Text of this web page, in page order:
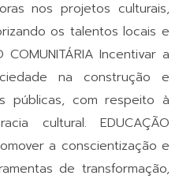
nos projetos culturais,
os talentos locais e
COMUNITÁRIA Incentivar a
na construção e
públicas, com respeito à
cultural. EDUCAÇÃO
a conscientização e
de transformação,